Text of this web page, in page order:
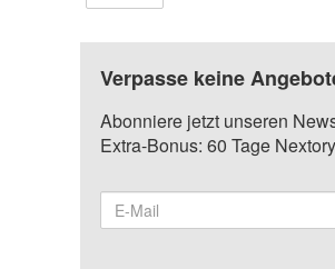
Verpasse keine
Abonniere jetzt unseren
Extra-Bonus: 60 Tage